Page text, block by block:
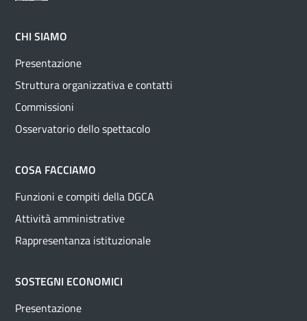
CHI SIAMO
Presentazione
Struttura organizzativa e contatti
Commissioni
Osservatorio dello spettacolo
COSA FACCIAMO
Funzioni e compiti della DGCA
Attività amministrative
Rappresentanza istituzionale
SOSTEGNI ECONOMICI
Presentazione